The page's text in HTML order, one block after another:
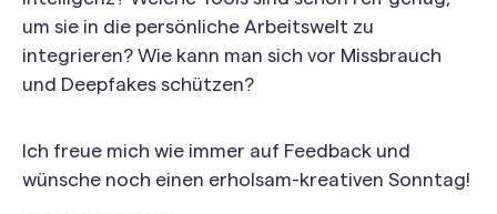
um sie in die persönliche Arbeitswelt zu
integrieren? Wie kann man sich vor Missbrauch
und Deepfakes schützen?
Ich freue mich wie immer auf Feedback und
wünsche noch einen erholsam-kreativen Sonntag!